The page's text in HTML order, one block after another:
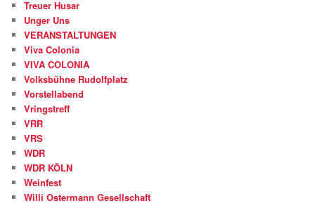
Treuer Husar
Unger Uns
VERANSTALTUNGEN
Viva Colonia
VIVA COLONIA
Volksbühne Rudolfplatz
Vorstellabend
Vringstreff
VRR
VRS
WDR
WDR KÖLN
Weinfest
Willi Ostermann Gesellschaft